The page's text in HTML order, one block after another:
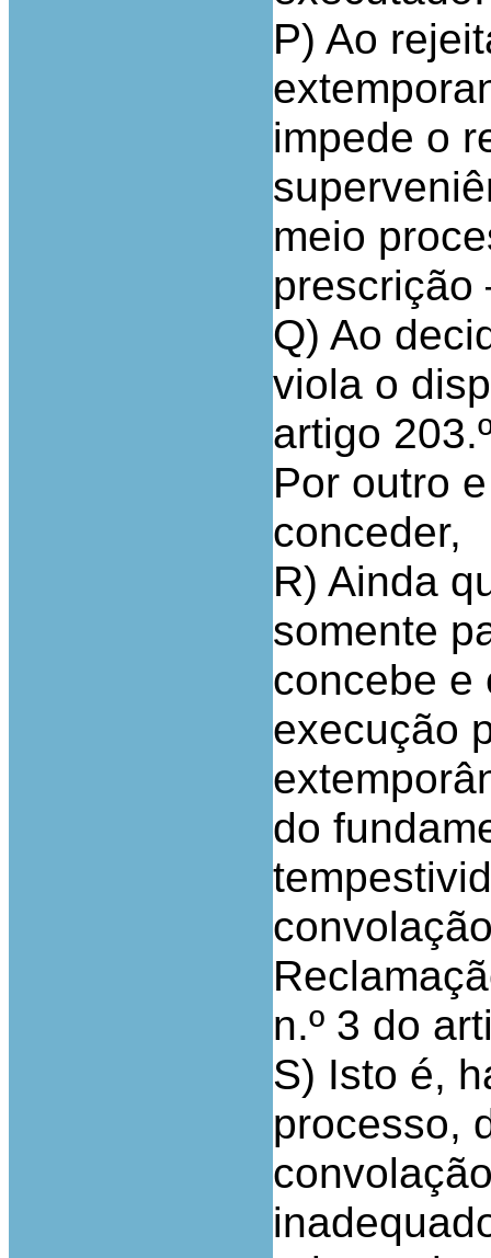
P) Ao
impede o
meio
prescrição
Q) Ao
viola o
artigo
Por outro
conceder,
R) Ainda
somente
concebe e
execução
do
n.º 3 do
S) Isto é,
processo,